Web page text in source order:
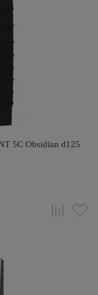
5C Оbsidian d125